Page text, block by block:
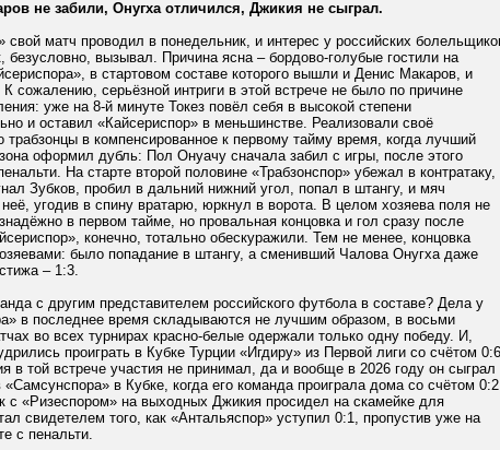
не забили, Онугха отличился, Джикия не сыграл.
свой матч проводил в понедельник, и интерес у российских
безусловно, вызывал. Причина ясна – бордово-голубые гостили на
в стартовом составе которого вышли и Денис Макаров, и
сожалению, серьёзной интриги в этой встрече не было по причине
уже на 8-й минуте Токез повёл себя в высокой степени
и оставил «Кайсериспор» в меньшинстве. Реализовали своё
трабзонцы в компенсированное к первому тайму время, когда лучший
оформил дубль: Пол Онуачу сначала забил с игры, после этого
На старте второй половине «Трабзонспор» убежал в контратаку,
Зубков, пробил в дальний нижний угол, попал в штангу, и мяч
угодив в спину вратарю, юркнул в ворота. В целом хозяева поля не
в первом тайме, но провальная концовка и гол сразу после
конечно, тотально обескуражили. Тем не менее, концовка
было попадание в штангу, а сменивший Чалова Онугха даже
– 1:3.
с другим представителем российского футбола в составе? Дела у
в последнее время складываются не лучшим образом, в восьми
во всех турнирах красно-белые одержали только одну победу. И,
проиграть в Кубке Турции «Игдиру» из Первой лиги со счётом
в той встрече участия не принимал, да и вообще в 2026 году он сыграл
«Самсунспора» в Кубке, когда его команда проиграла дома со счётом
с «Ризеспором» на выходных Джикия просидел на скамейке для
свидетелем того, как «Антальяспор» уступил 0:1, пропустив уже на
с пенальти.